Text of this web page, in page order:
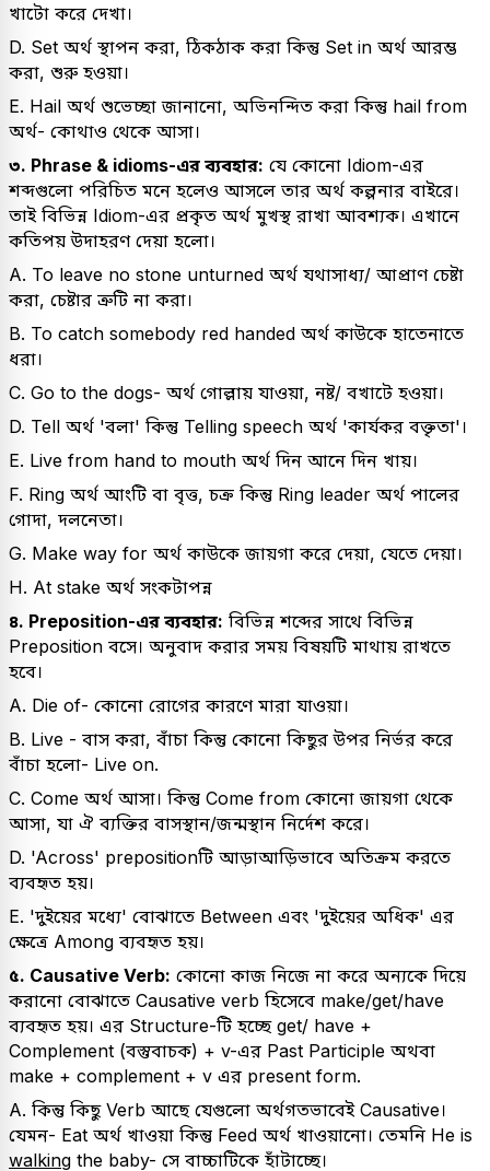
খাটো করে দেখা।
D. Set অর্থ স্থাপন করা, ঠিকঠাক করা কিন্তু Set in অর্থ আরম্ভ
করা, শুরু হওয়া।
E. Hail অর্থ শুভেচ্ছা জানানো, অভিনন্দিত করা কিন্তু hail from
অর্থ- কোথাও থেকে আসা।
৩. Phrase & idioms-এর ব্যবহার: যে কোনো Idiom-এর
শব্দগুলো পরিচিত মনে হলেও আসলে তার অর্থ কল্পনার বাইরে।
তাই বিভিন্ন Idiom-এর প্রকৃত অর্থ মুখস্থ রাখা আবশ্যক। এখানে
কতিপয় উদাহরণ দেয়া হলো।
A. To leave no stone unturned অর্থ যথাসাধ্য/ আপ্রাণ চেষ্টা
করা, চেষ্টার ত্রুটি না করা।
B. To catch somebody red handed অর্থ কাউকে হাতেনাতে
ধরা।
C. Go to the dogs- অর্থ গোল্লায় যাওয়া, নষ্ট/ বখাটে হওয়া।
D. Tell অর্থ 'বলা' কিন্তু Telling speech অর্থ 'কার্যকর বক্তৃতা'।
E. Live from hand to mouth অর্থ দিন আনে দিন খায়।
F. Ring অর্থ আংটি বা বৃত্ত, চক্র কিন্তু Ring leader অর্থ পালের
গোদা, দলনেতা।
G. Make way for অর্থ কাউকে জায়গা করে দেয়া, যেতে দেয়া।
H. At stake অর্থ সংকটাপন্ন
৪. Preposition-এর ব্যবহার: বিভিন্ন শব্দের সাথে বিভিন্ন
Preposition বসে। অনুবাদ করার সময় বিষয়টি মাথায় রাখতে
হবে।
A. Die of- কোনো রোগের কারণে মারা যাওয়া।
B. Live - বাস করা, বাঁচা কিন্তু কোনো কিছুর উপর নির্ভর করে
বাঁচা হলো- Live on.
C. Come অর্থ আসা। কিন্তু Come from কোনো জায়গা থেকে
আসা, যা ঐ ব্যক্তির বাসস্থান/জন্মস্থান নির্দেশ করে।
D. 'Across' prepositionটি আড়াআড়িভাবে অতিক্রম করতে
ব্যবহৃত হয়।
E. 'দুইয়ের মধ্যে' বোঝাতে Between এবং 'দুইয়ের অধিক' এর
ক্ষেত্রে Among ব্যবহৃত হয়।
৫. Causative Verb: কোনো কাজ নিজে না করে অন্যকে দিয়ে
করানো বোঝাতে Causative verb হিসেবে make/get/have
ব্যবহৃত হয়। এর Structure-টি হচ্ছে get/ have +
Complement (বস্তুবাচক) + v-এর Past Participle অথবা
make + complement + v এর present form.
A. কিন্তু কিছু Verb আছে যেগুলো অর্থগতভাবেই Causative।
যেমন- Eat অর্থ খাওয়া কিন্তু Feed অর্থ খাওয়ানো। তেমনি He is
walking the baby- সে বাচ্চাটিকে হাঁটাচ্ছে।